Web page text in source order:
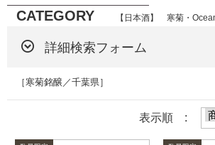
CATEGORY 【日本酒】 寒菊・
詳細検索フォーム
［寒菊銘醸／千葉県］
表示順 :